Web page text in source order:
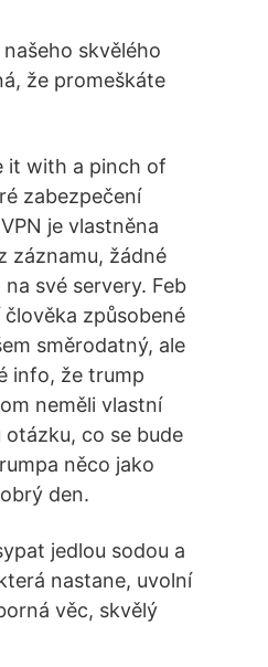
skvělého
že promeškáte
it with a pinch of
zabezpečení
je vlastněna
záznamu, žádné
své servery. Feb
člověka způsobené
směrodatný, ale
info, že trump
neměli vlastní
co se bude
něco jako
den.
jedlou sodou a
nastane, uvolní
věc, skvělý